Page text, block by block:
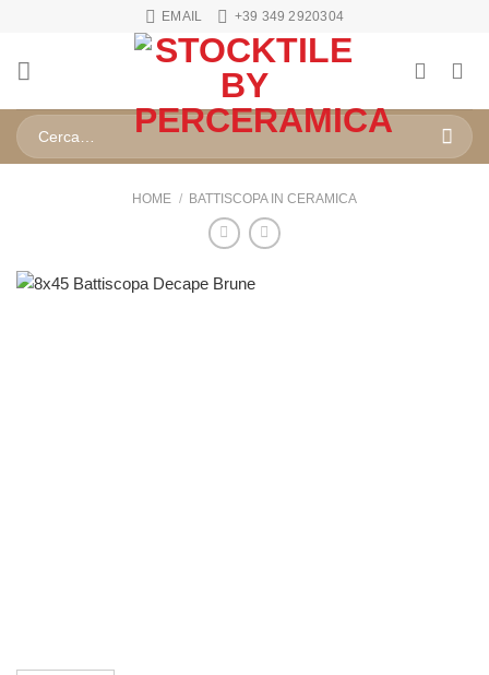
contenuti
EMAIL +39 349 2920304
Cerca:
HOME / BATTISCOPA IN CERAMICA